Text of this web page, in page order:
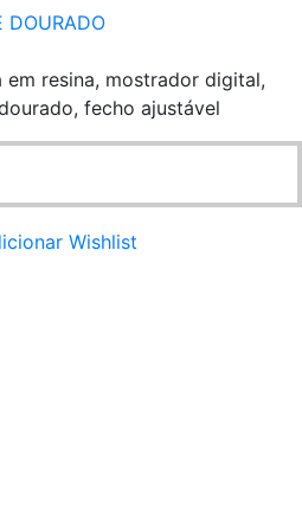
DOURADO
em resina, mostrador digital,
fecho ajustável
Wishlist